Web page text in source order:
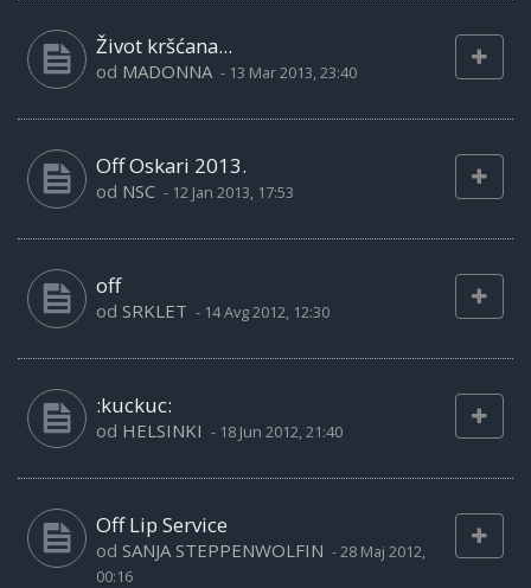
Život kršćana...
od MADONNA - 13 Mar 2013, 23:40
Off Oskari 2013.
od NSC - 12 Jan 2013, 17:53
off
od SRKLET - 14 Avg 2012, 12:30
:kuckuc:
od HELSINKI - 18 Jun 2012, 21:40
Off Lip Service
od SANJA STEPPENWOLFIN -28 Maj 2012,
00:16